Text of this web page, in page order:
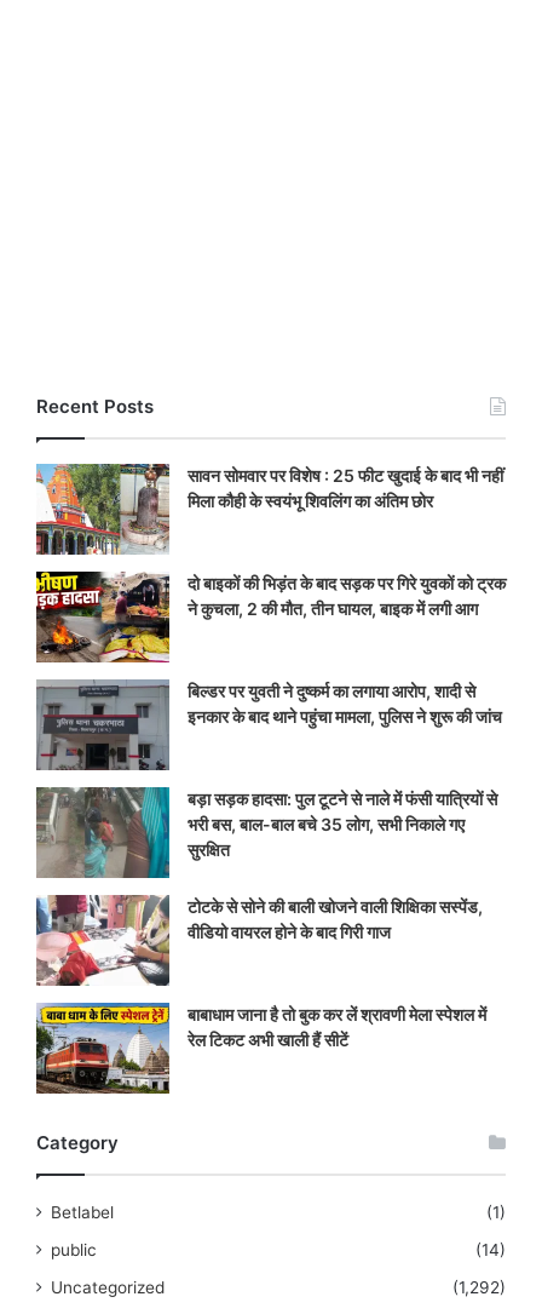
Recent Posts
सावन सोमवार पर विशेष : 25 फीट खुदाई के बाद भी नहीं
मिला कौही के स्वयंभू शिवलिंग का अंतिम छोर
दो बाइकों की भिड़ंत के बाद सड़क पर गिरे युवकों को ट्रक
ने कुचला, 2 की मौत, तीन घायल, बाइक में लगी आग
बिल्डर पर युवती ने दुष्कर्म का लगाया आरोप, शादी से
इनकार के बाद थाने पहुंचा मामला, पुलिस ने शुरू की जांच
बड़ा सड़क हादसा: पुल टूटने से नाले में फंसी यात्रियों से
भरी बस, बाल-बाल बचे 35 लोग, सभी निकाले गए
सुरक्षित
टोटके से सोने की बाली खोजने वाली शिक्षिका सस्पेंड,
वीडियो वायरल होने के बाद गिरी गाज
बाबाधाम जाना है तो बुक कर लें श्रावणी मेला स्पेशल में
रेल टिकट अभी खाली हैं सीटें
Category
Betlabel
(1)
public
(14)
Uncategorized
(1,292)